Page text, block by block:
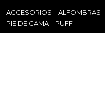
ACCESORIOS ALFOMBRAS
PIE DE CAMA
PUFF